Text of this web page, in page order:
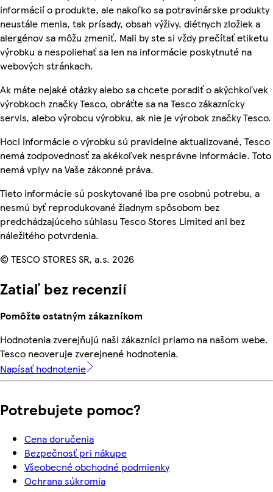
informácií o produkte, ale nakoľko sa potravinárske produkty
neustále menia, tak prísady, obsah výživy, diétnych zložiek a
alergénov sa môžu zmeniť. Mali by ste si vždy prečítať etiketu
výrobku a nespoliehať sa len na informácie poskytnuté na
webových stránkach.
Ak máte nejaké otázky alebo sa chcete poradiť o akýchkoľvek
výrobkoch značky Tesco, obráťte sa na Tesco zákaznícky
servis, alebo výrobcu výrobku, ak nie je výrobok značky Tesco.
Hoci informácie o výrobku sú pravidelne aktualizované, Tesco
nemá zodpovednosť za akékoľvek nesprávne informácie. Toto
nemá vplyv na Vaše zákonné práva.
Tieto informácie sú poskytované iba pre osobnú potrebu, a
nesmú byť reprodukované žiadnym spôsobom bez
predchádzajúceho súhlasu Tesco Stores Limited ani bez
náležitého potvrdenia.
© TESCO STORES SR, a.s. 2026
Zatiaľ bez recenzií
Pomôžte ostatným zákazníkom
Hodnotenia zverejňujú naši zákazníci priamo na našom webe.
Tesco neoveruje zverejnené hodnotenia.
Napísať hodnotenie
Potrebujete pomoc?
Cena doručenia
Bezpečnosť pri nákupe
Všeobecné obchodné podmienky
Ochrana súkromia